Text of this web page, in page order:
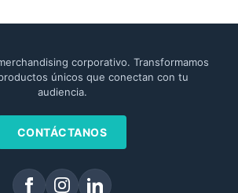
corporativo. Transformamos
únicos que conectan con tu
audiencia.
CONTÁCTANOS